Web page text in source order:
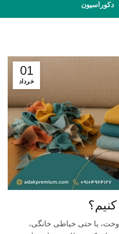
دکوراسیون
01
خرداد
یا حتی خیاطی خانگی،